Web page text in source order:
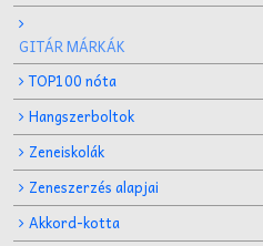
GITÁR MÁRKÁK
TOP100 nóta
Hangszerboltok
Zeneiskolák
Zeneszerzés alapjai
Akkord-kotta